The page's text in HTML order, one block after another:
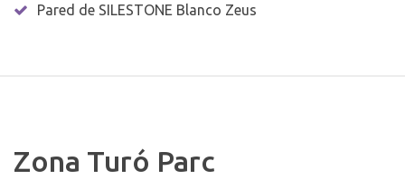
Pared de SILESTONE Blanco Zeus
Zona Turó Parc